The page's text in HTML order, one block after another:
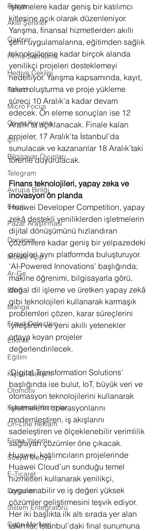
Rusya
Akıllı Şehirler
Gartner
Firma Satınalma
Hediye Çekilişi
Fintech
Micro Focus
Çevre Koruma
Çin
Bilgisayar Oyunları
Telegram
Avrupa Birliği
Enerji
Pazar Araştırması
Donanım
Mobile App
Ar-Ge
Bilim
Manga
Fraud Detection
Etkinlik
Eğitim
Kişisel Gelişim
Otomotiv
Kurumsal Yazılımlar
On-Line Reklam
Firma Yatırımı
Sosyal Medya
E-Ticaret
Donanım
Sistem Entegratörü
Çağrı Merkezi
işletmelere kadar geniş bir katılımcı
kitlesine açık olarak düzenleniyor.
Yarışma, finansal hizmetlerden akıllı
şehir uygulamalarına, eğitimden sağlık
teknolojilerine kadar birçok alanda
yenilikçi projeleri desteklemeyi
hedefliyor. Yarışma kapsamında, kayıt,
takım oluşturma ve proje yükleme
süreci 10 Aralık’a kadar devam
edecek. Ön eleme sonuçları ise 12
Aralık’ta açıklanacak. Finale kalan
projeler, 17 Aralık’ta İstanbul’da
sunulacak ve kazananlar 18 Aralık’taki
törenle duyurulacak.
Finans teknolojileri, yapay zeka ve
inovasyon ön planda
Huawei Developer Competition, yapay
zekâ destekli yeniliklerden işletmelerin
dijital dönüşümünü hızlandıran
çözümlere kadar geniş bir yelpazedeki
projeleri aynı platformda buluşturuyor.
‘AI-Powered Innovations’ başlığında;
makine öğrenimi, bilgisayarla görü,
doğal dil işleme ve üretken yapay zekâ
gibi teknolojileri kullanarak karmaşık
problemleri çözen, karar süreçlerini
iyileştiren ve yeni akıllı yetenekler
ortaya koyan projeler
değerlendirilecek.
‘Digital Transformation Solutions’
başlığında ise bulut, IoT, büyük veri ve
otomasyon teknolojilerini kullanarak
işletmelerin operasyonlarını
modernleştiren, iş akışlarını
sadeleştiren ve ölçeklenebilir verimlilik
sağlayan çözümler öne çıkacak.
Huawei, katılımcıların projelerinde
Huawei Cloud’un sunduğu temel
hizmetleri kullanarak yenilikçi,
uygulanabilir ve iş değeri yüksek
çözümler geliştirmesini teşvik ediyor.
Her iki başlıkta ilk altı sırada yer alan
takımlar, İstanbul’daki final sunumuna